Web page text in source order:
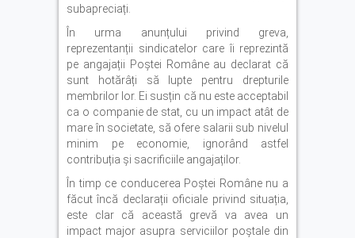
subapreciați.
În urma anunțului privind greva,
reprezentanții sindicatelor care îi reprezintă
pe angajații Poștei Române au declarat că
sunt hotărâți să lupte pentru drepturile
membrilor lor. Ei susțin că nu este acceptabil
ca o companie de stat, cu un impact atât de
mare în societate, să ofere salarii sub nivelul
minim pe economie, ignorând astfel
contribuția și sacrificiile angajaților.
În timp ce conducerea Poștei Române nu a
făcut încă declarații oficiale privind situația,
este clar că această grevă va avea un
impact major asupra serviciilor poștale din